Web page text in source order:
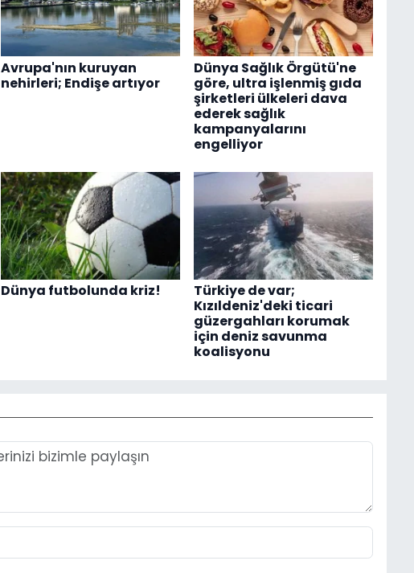
Avrupa'nın kuruyan
nehirleri; Endişe artıyor
Dünya Sağlık Örgütü'ne
göre, ultra işlenmiş gıda
şirketleri ülkeleri dava
ederek sağlık
kampanyalarını
engelliyor
Dünya futbolunda kriz!
Türkiye de var;
Kızıldeniz'deki ticari
güzergahları korumak
için deniz savunma
koalisyonu